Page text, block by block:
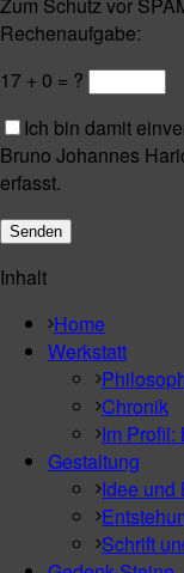
Rechenaufgabe:
17 + 0 = ?
Ich bin damit
Bruno Johannes
erfasst.
Inhalt
Home
Werkstatt
Chronik
Im Profil:
Gestaltung
Idee und
Schrift